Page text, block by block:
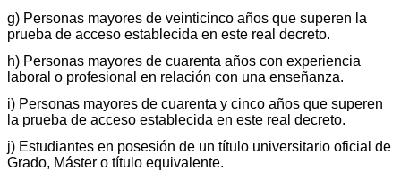
g) Personas mayores de veinticinco años que superen la
prueba de acceso establecida en este real decreto.
h) Personas mayores de cuarenta años con experiencia
laboral o profesional en relación con una enseñanza.
i) Personas mayores de cuarenta y cinco años que superen
la prueba de acceso establecida en este real decreto.
j) Estudiantes en posesión de un título universitario oficial de
Grado, Máster o título equivalente.